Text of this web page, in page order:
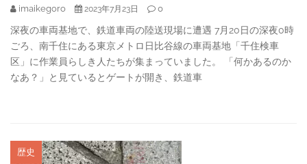
imaikegoro 2023年7月23日 0
深夜の車両基地で、鉄道車両の陸送現場に遭遇 7月20日の深夜0時
ごろ、南千住にある東京メトロ日比谷線の車両基地「千住検車
区」に作業員らしき人たちが集まっていました。 「何かあるのか
なあ？」と見ているとゲートが開き、鉄道車
歴史